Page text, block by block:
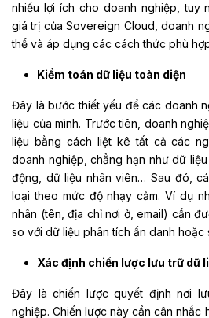
nhiều lợi ích cho doanh nghiệp, tuy
giá trị của Sovereign Cloud, doanh
thể và áp dụng các cách thức phù
Kiểm toán dữ liệu toàn diện
Đây là bước thiết yếu để các doanh
liệu của mình. Trước tiên, doanh
liệu bằng cách liệt kê tất cả các
doanh nghiệp, chẳng hạn như dữ
động, dữ liệu nhân viên… Sau đó,
loại theo mức độ nhạy cảm. Ví dụ
nhân (tên, địa chỉ nơi ở, email) cần
so với dữ liệu phân tích ẩn danh hoặc
Xác định chiến lược lưu trữ dữ
Đây là chiến lược quyết định nơi
nghiệp. Chiến lược này cần cân nhắc